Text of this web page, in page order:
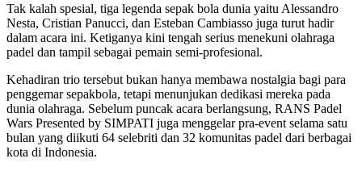
Tak kalah spesial, tiga legenda sepak bola dunia yaitu Alessandro
Nesta, Cristian Panucci, dan Esteban Cambiasso juga turut hadir
dalam acara ini. Ketiganya kini tengah serius menekuni olahraga
padel dan tampil sebagai pemain semi-profesional.
Kehadiran trio tersebut bukan hanya membawa nostalgia bagi para
penggemar sepakbola, tetapi menunjukan dedikasi mereka pada
dunia olahraga. Sebelum puncak acara berlangsung, RANS Padel
Wars Presented by SIMPATI juga menggelar pra-event selama satu
bulan yang diikuti 64 selebriti dan 32 komunitas padel dari berbagai
kota di Indonesia.